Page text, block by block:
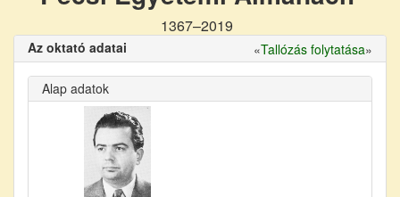
1367–2019
Az oktató adatai «Tallózás folytatása»
Alap adatok